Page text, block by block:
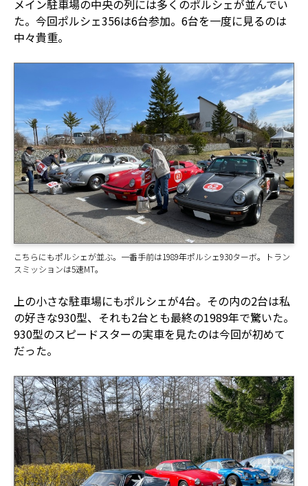
メイン駐車場の中央の列には多くのポルシェが並んでい
た。今回ポルシェ356は6台参加。6台を一度に見るのは
中々貴重。
こちらにもポルシェが並ぶ。一番手前は1989年ポルシェ930ターボ。トラン
スミッションは5速MT。
上の小さな駐車場にもポルシェが4台。その内の2台は私
の好きな930型、それも2台とも最終の1989年で驚いた。
930型のスピードスターの実車を見たのは今回が初めて
だった。